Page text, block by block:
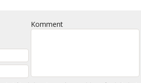
Komment